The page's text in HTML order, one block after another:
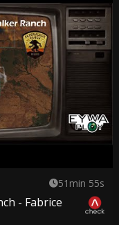
51min 55s
- Fabrice